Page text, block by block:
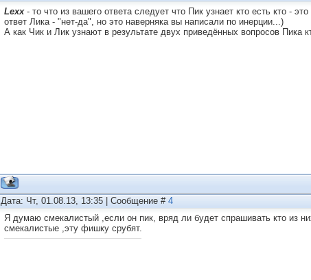
Lexx - то что из вашего ответа следует что Пик узнает кто есть кто -
ответ Лика - "нет-да", но это наверняка вы написали по инерции...)
А как Чик и Лик узнают в результате двух приведённых вопросов Пика
Дата: Чт, 01.08.13, 13:35 | Сообщение # 4
Я думаю смекалистый ,если он пик, вряд ли будет спрашивать кто из
смекалистые ,эту фишку срубят.